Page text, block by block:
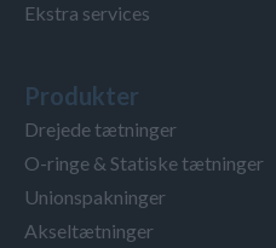
Ekstra services
Produkter
Drejede tætninger
O-ringe & Statiske tætninger
Unionspakninger
Akseltætninger